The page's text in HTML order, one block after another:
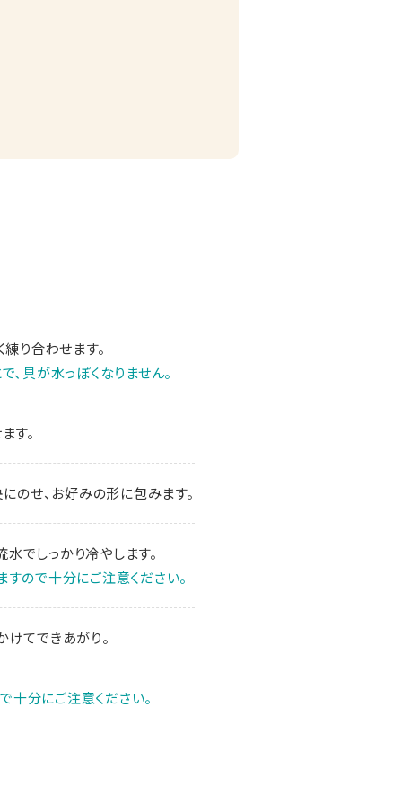
練り合わせます。
具が水っぽくなりません。
す。
のせ、お好みの形に包みます。
でしっかり冷やします。
ので十分にご注意ください。
てできあがり。
分にご注意ください。